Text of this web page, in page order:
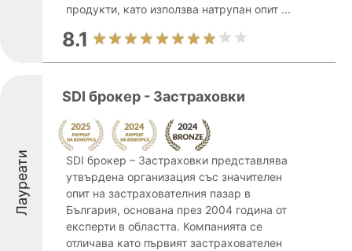
продукти, като използва натрупан опит ...
8.1
Лауреати
SDI брокер - Застраховки
SDI брокер – Застраховки представлява
утвърдена организация със значителен
опит на застрахователния пазар в
България, основана през 2004 година от
експерти в областта. Компанията се
отличава като първият застрахователен